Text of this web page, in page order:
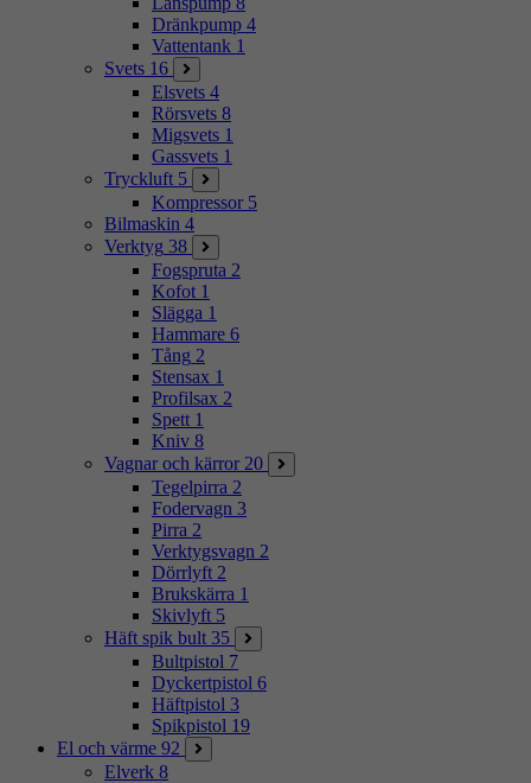
Dränkpump 4
Vattentank 1
Svets 16
Elsvets 4
Rörsvets 8
Migsvets 1
Gassvets 1
Tryckluft 5
Kompressor 5
Bilmaskin 4
Verktyg 38
Fogspruta 2
Kofot 1
Slägga 1
Hammare 6
Tång 2
Stensax 1
Profilsax 2
Spett 1
Kniv 8
Vagnar och kärror 20
Tegelpirra 2
Fodervagn 3
Pirra 2
Verktygsvagn 2
Dörrlyft 2
Brukskärra 1
Skivlyft 5
Häft spik bult 35
Bultpistol 7
Dyckertpistol 6
Häftpistol 3
Spikpistol 19
El och värme 92
Elverk 8